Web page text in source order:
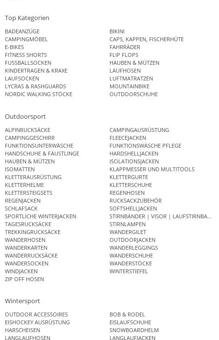
Top Kategorien
BADEANZÜGE
BIKINI
CAMPINGMÖBEL
CAPS, KAPPEN, FISCHERHÜTE
E-BIKES
FAHRRÄDER
FITNESS SHORTS
FLIP FLOPS
FUSSBALLSOCKEN
HAUBEN & MÜTZEN
KINDERTRAGEN & KRAXE
LAUFHOSEN
LAUFSOCKEN
LUFTMATRATZEN
LYCRAS & RASHGUARDS
MOUNTAINBIKE
NORDIC WALKING STÖCKE
OUTDOORSCHUHE
Outdoorsport
ALPINRUCKSÄCKE
CAMPINGAUSRÜSTUNG
CAMPINGGESCHIRR
FLEECEJACKEN
FUNKTIONSUNTERWÄSCHE
FUNKTIONSWÄSCHE PFLEGE
HANDSCHUHE & FÄUSTLINGE
HARDSHELLJACKEN
HAUBEN & MÜTZEN
ISOLATIONSJACKEN
ISOMATTEN
KLAPPMESSER UND MULTITOOLS
KLETTERAUSRÜSTUNG
KLETTERGURTE
KLETTERHELME
KLETTERSCHUHE
KLETTERSTEIGSETS
REGENHOSEN
REGENJACKEN
RUCKSACKZUBEHÖR
SCHLAFSACK
SOFTSHELLJACKEN
SPORTLICHE WINTERJACKEN
STIRNBÄNDER | VISOR | LAUFSTIRNBAND
TAGESRUCKSÄCKE
STIRNLAMPEN
TREKKINGRUCKSÄCKE
WANDERGILET
WANDERHOSEN
OUTDOORJACKEN
WANDERKARTEN
WANDERLEGGINGS
WANDERRUCKSÄCKE
WANDERSCHUHE
WANDERSOCKEN
WANDERSTÖCKE
WINDJACKEN
WINTERSTIEFEL
ZIP OFF HOSEN
Wintersport
OUTDOOR ACCESSOIRES
BOB & RODEL
EISHOCKEY AUSRÜSTUNG
EISLAUFSCHUHE
HARSCHEISEN
SNOWBOARDHELM
LANGLAUFHOSEN
LANGLAUFJACKEN